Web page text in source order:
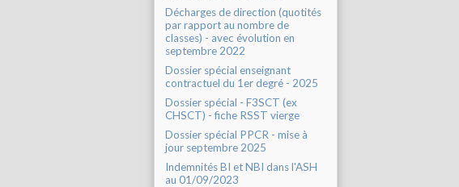
Décharges de direction (quotités
par rapport au nombre de
classes) - avec évolution en
septembre 2022
Dossier spécial enseignant
contractuel du 1er degré - 2025
Dossier spécial - F3SCT (ex
CHSCT) - fiche RSST vierge
Dossier spécial PPCR - mise à
jour septembre 2025
Indemnités BI et NBI dans l'ASH
au 01/09/2023